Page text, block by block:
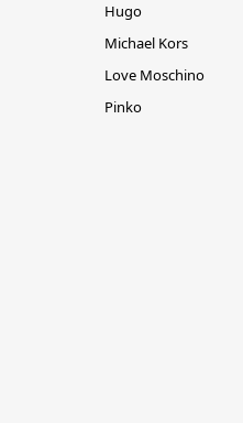
Hugo
Michael Kors
Love Moschino
Pinko